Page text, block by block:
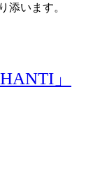
添います。